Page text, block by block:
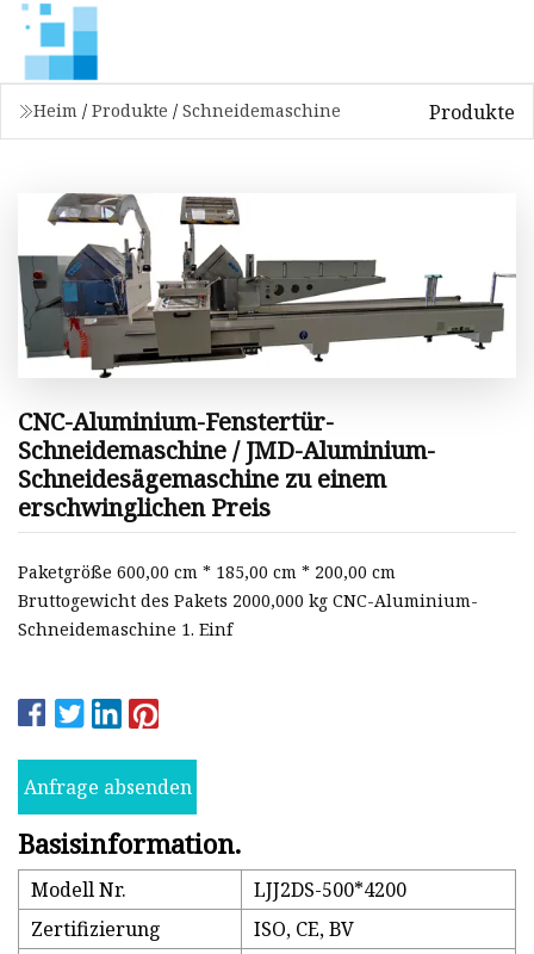
Heim / Produkte / Schneidemaschine Produkte
CNC-Aluminium-Fenstertür-
Schneidemaschine / JMD-Aluminium-
Schneidesägemaschine zu einem
erschwinglichen Preis
Paketgröße 600,00 cm * 185,00 cm * 200,00 cm
Bruttogewicht des Pakets 2000,000 kg CNC-Aluminium-
Schneidemaschine 1. Einf
Anfrage absenden
Basisinformation.
Modell Nr.
LJJ2DS-500*4200
Zertifizierung
ISO, CE, BV